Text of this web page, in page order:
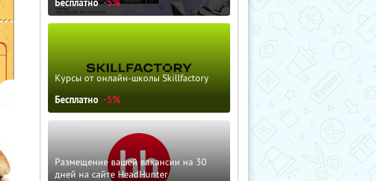
Бесплатно -5%
Курсы от онлайн-школы Skillfactory
Бесплатно -5%
Размещение вашей вакансии на 30
дней на сайте HeadHunter